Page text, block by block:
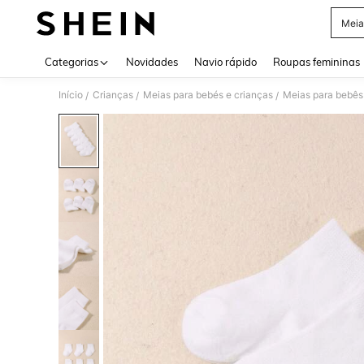
Categorias Novidades Navio rápido Roupas femininas
Início / Crianças / Meias para bebés e crianças / Meias para